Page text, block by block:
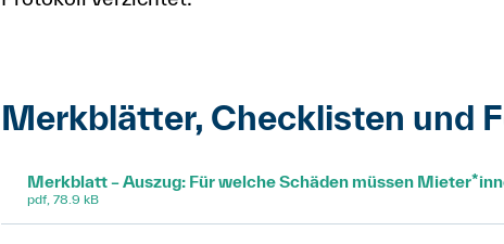
Merkblätter, Checklisten und
Merkblatt – Auszug: Für welche Schäden müssen
pdf, 78.9 kB